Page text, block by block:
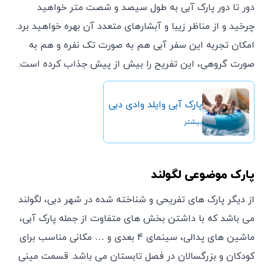
دور تا دور پارک آبی به طول سیصد و شصت متر خواهید
چرخید و از مناظر زیبا و آبشارهای متعدد آن بهره خواهید برد.
امکان تجربه این سفر آبی هم به صورت تک نفره و هم به
صورت گروهی، این تفریح را بیش از پیش جذاب کرده است.
پارک آبی وایلد وادی دبی
بیشتر
پارک موضوعی لگولند
از دیگر پارک های تفریحی و شناخته شده در شهر دبی، لگولند
می باشد که با داشتن بخش های متفاوت از جمله پارک آبی،
ماشین های پدالی، سینمای 4 بعدی و … مکانی مناسب برای
کودکان و بزرگسالان در فصل تابستان می باشد. قسمت مینی